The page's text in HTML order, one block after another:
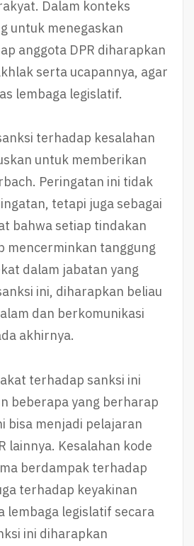
Dalam konteks
untuk menegaskan
anggota DPR diharapkan
serta ucapannya, agar
lembaga legislatif.
terhadap kesalahan
untuk memberikan
Peringatan ini tidak
tetapi juga sebagai
bahwa setiap tindakan
mencerminkan tanggung
dalam jabatan yang
ini, diharapkan beliau
dan berkomunikasi
akhirnya.
terhadap sanksi ini
beberapa yang berharap
bisa menjadi pelajaran
lainnya. Kesalahan kode
berdampak terhadap
terhadap keyakinan
lembaga legislatif secara
ini diharapkan